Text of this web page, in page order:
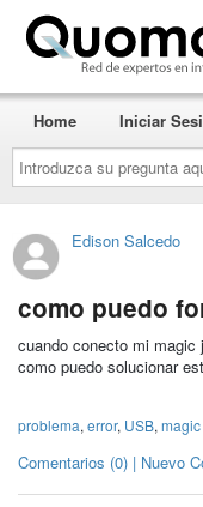
Introduzca
su
pregunta
aquí...
Home Iniciar
Edison Salcedo
como puedo
cuando conecto mi magic
como puedo solucionar
problema, error, USB,
Comentarios (0) | Nuevo